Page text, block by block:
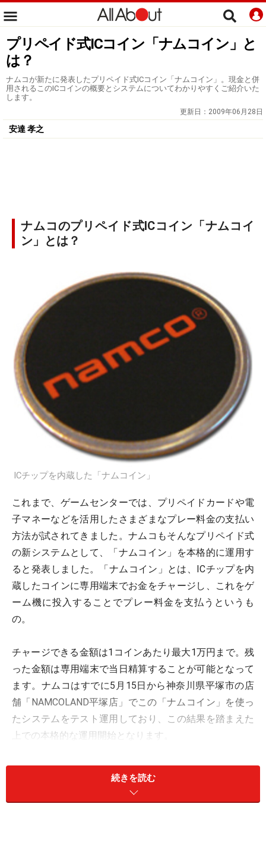
プリペイド式ICコイン「ナムコイン」と
は？
ナムコが新たに発表したプリペイド式ICコイン「ナムコイン」。現金と併
用されるこのICコインの概要とシステムについてわかりやすくご紹介いた
します。
更新日： 2009年06月28日
安達 孝之
ナムコのプリペイド式ICコイン「ナムコイ
ン」とは？
ICチップを内蔵した「ナムコイン」
これまで、ゲームセンターでは、プリペイドカードや電
子マネーなどを活用したさまざまなプレー料金の支払い
方法が試されてきました。ナムコもそんなプリペイド式
の新システムとして、「ナムコイン」を本格的に運用す
ると発表しました。「ナムコイン」とは、ICチップを内
蔵したコインに専用端末でお金をチャージし、これをゲ
ーム機に投入することでプレー料金を支払うというも
の。
チャージできる金額は1コインあたり最大1万円まで。残
った金額は専用端末で当日精算することが可能となって
ます。ナムコはすでに5月15日から神奈川県平塚市の店
舗「NAMCOLAND平塚店」でこの「ナムコイン」を使っ
たシステムをテスト運用しており、この結果を踏まえた
上での本格的な運用開始となります。
続きを読む